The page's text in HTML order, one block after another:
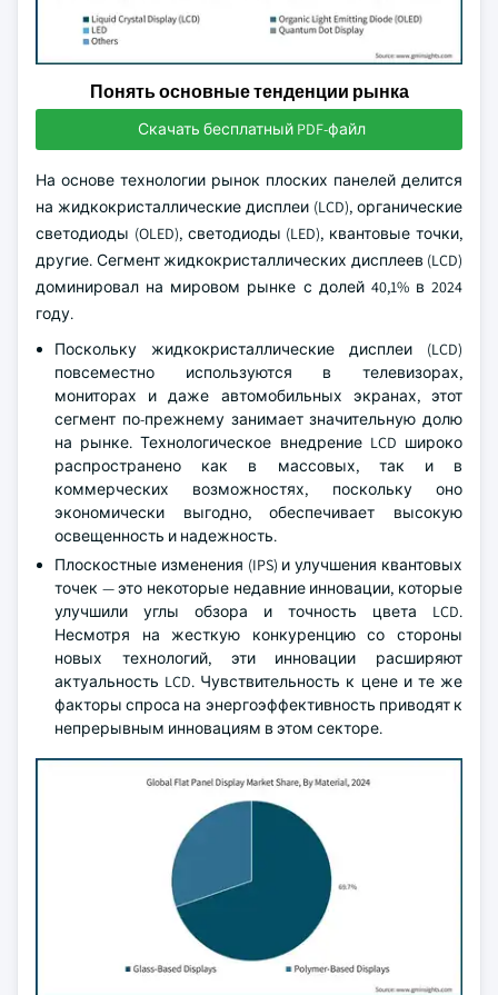
Понять основные тенденции рынка
Скачать бесплатный PDF-файл
На основе технологии рынок плоских панелей делится
на жидкокристаллические дисплеи (LCD), органические
светодиоды (OLED), светодиоды (LED), квантовые точки,
другие. Сегмент жидкокристаллических дисплеев (LCD)
доминировал на мировом рынке с долей 40,1% в 2024
году.
Поскольку жидкокристаллические дисплеи (LCD)
повсеместно используются в телевизорах,
мониторах и даже автомобильных экранах, этот
сегмент по-прежнему занимает значительную долю
на рынке. Технологическое внедрение LCD широко
распространено как в массовых, так и в
коммерческих возможностях, поскольку оно
экономически выгодно, обеспечивает высокую
освещенность и надежность.
Плоскостные изменения (IPS) и улучшения квантовых
точек — это некоторые недавние инновации, которые
улучшили углы обзора и точность цвета LCD.
Несмотря на жесткую конкуренцию со стороны
новых технологий, эти инновации расширяют
актуальность LCD. Чувствительность к цене и те же
факторы спроса на энергоэффективность приводят к
непрерывным инновациям в этом секторе.